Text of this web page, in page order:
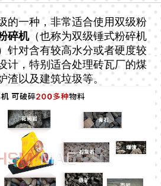
的一种，非常适合使用双级粉
碎机（也称为双级锤式粉碎机
针对含有较高水分或者硬度较
计，特别适合处理砖瓦厂的煤
渣以及建筑垃圾等。